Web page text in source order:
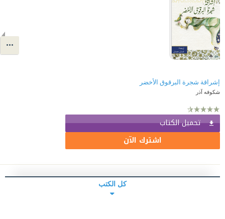
إشراقة شجرة البرقوق الأخضر
شكوفه آذر
تحميل الكتاب
اشترك الآن
كل الكتب